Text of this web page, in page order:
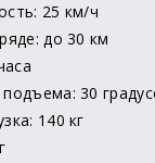
25 км/ч
до 30 км
30
140 кг